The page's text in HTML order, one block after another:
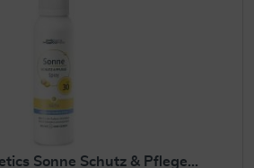
Sonne Schutz & Pflege...